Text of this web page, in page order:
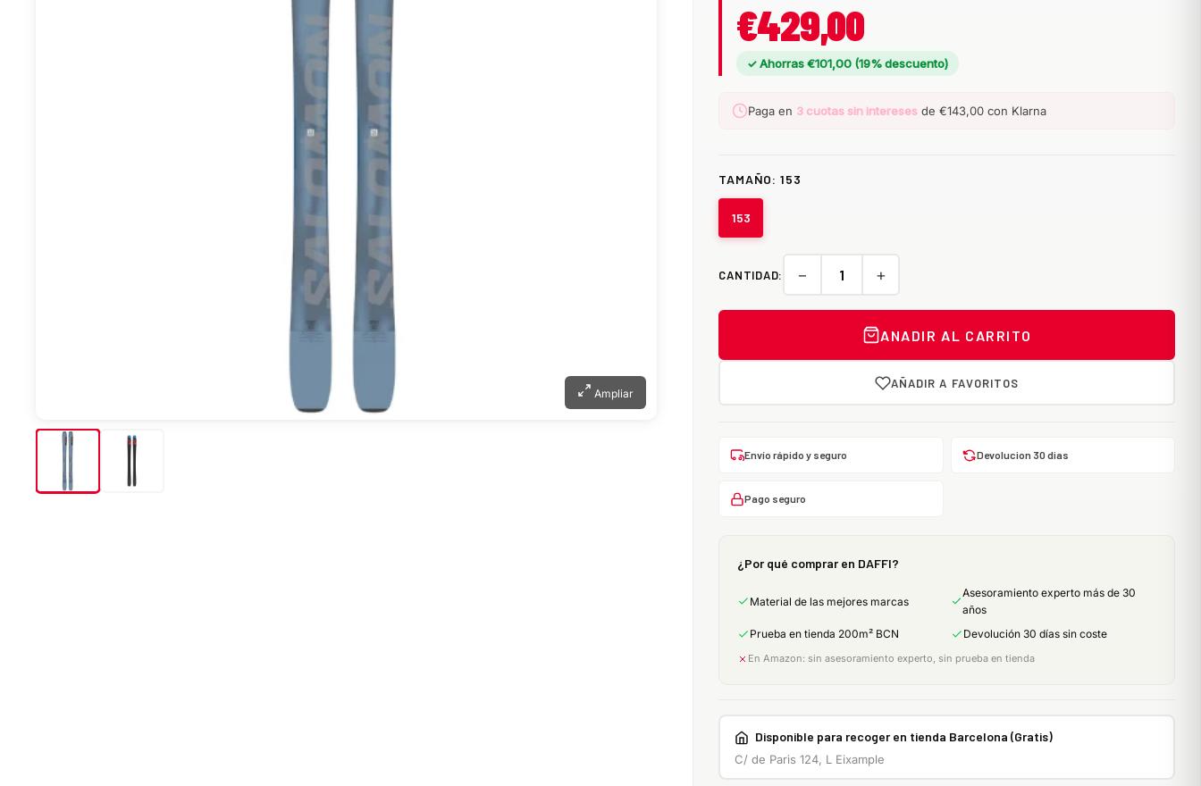
Ampliar
€429,00
✓ Ahorras €101,00 (19% descuento)
Paga en 3 cuotas sin intereses de €143,00 con Klarna
TAMAÑO: 153
153
CANTIDAD: − +
ANADIR AL CARRITO
AÑADIR A FAVORITOS
Envío rápido y seguro Devolucion 30 dias
Pago seguro
¿Por qué comprar en DAFFI?
Material de las mejores marcas
Asesoramiento experto más de 30
años
Prueba en tienda 200m² BCN
Devolución 30 días sin coste
En Amazon: sin asesoramiento experto, sin prueba en tienda
Disponible para recoger en tienda Barcelona (Gratis)
C/ de Paris 124, L Eixample